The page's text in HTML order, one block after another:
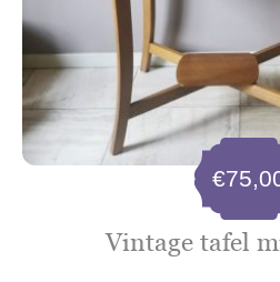
Vintage tafel
€